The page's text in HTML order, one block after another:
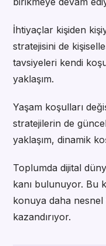
İhtiyaçlar kişiden
stratejisini de
tavsiyeleri kendi
yaklaşım.
Yaşam koşulları
stratejilerin de
yaklaşım, dinamik
Toplumda dijital
kanı bulunuyor. Bu
konuya daha nesnel
kazandırıyor.